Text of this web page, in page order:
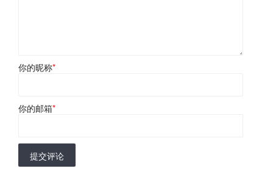
你的昵称*
你的邮箱*
提交评论